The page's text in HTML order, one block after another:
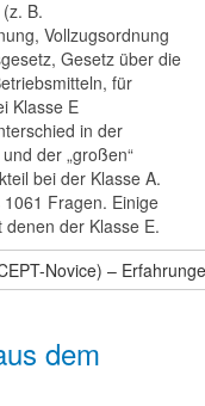
B.
Vollzugsordnung
Gesetz über die
für
Klasse E
in der
der „großen“
bei der Klasse A.
Fragen. Einige
der Klasse E.
Novice) –
dem